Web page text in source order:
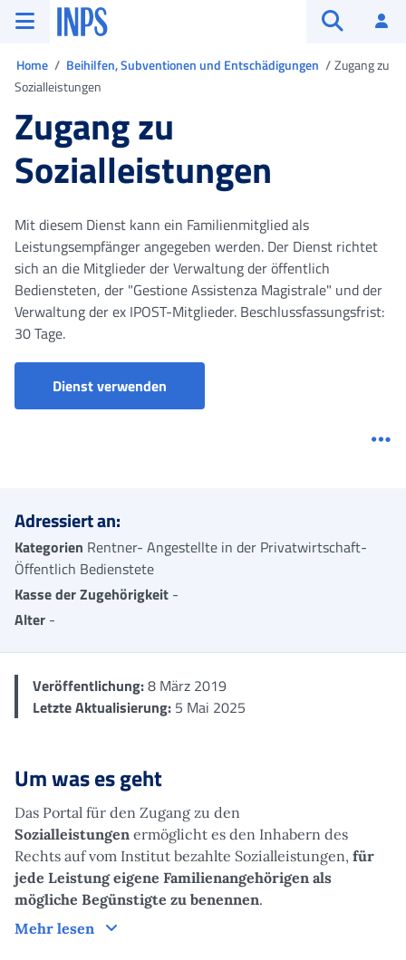
Zum Hauptmenü
Zum Hauptinhalt springen
Zu der Fußzeile
INPS ()
Home Beihilfen, Subventionen und Entschädigungen
Zugang zu
Sozialleistungen
Zugang zu
Sozialleistungen
Mit diesem Dienst kann ein Familienmitglied als
Leistungsempfänger angegeben werden. Der Dienst richtet
sich an die Mitglieder der Verwaltung der öffentlich
Bediensteten, der "Gestione Assistenza Magistrale" und der
Verwaltung der ex IPOST-Mitglieder. Beschlussfassungsfrist:
30 Tage.
Dienst verwenden
Adressiert an:
Kategorien Rentner- Angestellte in der Privatwirtschaft-
Öffentlich Bedienstete
Kasse der Zugehörigkeit -
Alter -
Veröffentlichung:8 März 2019
Letzte Aktualisierung: 5 Mai 2025
Um was es geht
Das Portal für den Zugang zu den
Sozialleistungen ermöglicht es den Inhabern des
Rechts auf vom Institut bezahlte Sozialleistungen, für
jede Leistung eigene Familienangehörigen als
mögliche Begünstigte zu benennen.
Mehr lesen
Um was es geht